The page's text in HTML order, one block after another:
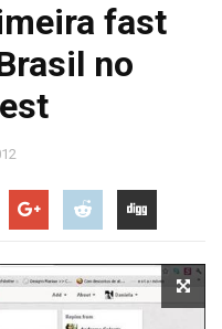
fast
no